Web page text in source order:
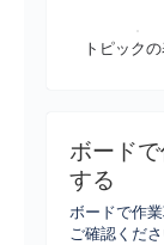
トピック
ボード
する
ボードで作
ご確認くださ